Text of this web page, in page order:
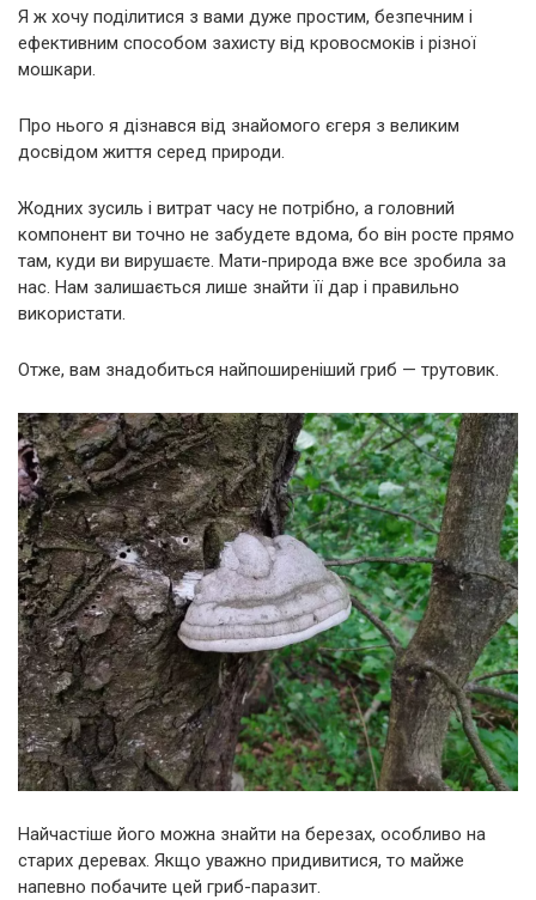
Я ж хочу поділитися з вами дуже простим, безпечним і
ефективним способом захисту від кровосмоків і різної
мошкари.
Про нього я дізнався від знайомого єгеря з великим
досвідом життя серед природи.
Жодних зусиль і витрат часу не потрібно, а головний
компонент ви точно не забудете вдома, бо він росте прямо
там, куди ви вирушаєте. Мати-природа вже все зробила за
нас. Нам залишається лише знайти її дар і правильно
використати.
Отже, вам знадобиться найпоширеніший гриб — трутовик.
Найчастіше його можна знайти на березах, особливо на
старих деревах. Якщо уважно придивитися, то майже
напевно побачите цей гриб-паразит.